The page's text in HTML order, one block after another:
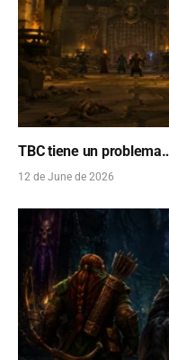
TBC tiene un
12 de June de 2026